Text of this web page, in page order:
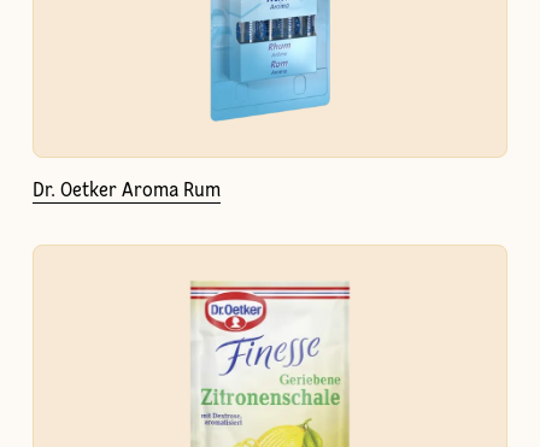
Dr. Oetker Aroma Rum